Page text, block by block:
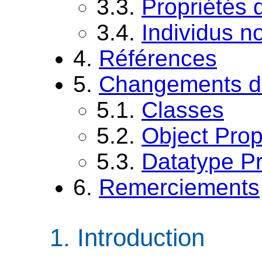
3.3. Propriétés
3.4. Individus
4. Références
5. Changements
5.1. Classes
5.2. Object
5.3. Datatype
6. Remerciements
Introduction